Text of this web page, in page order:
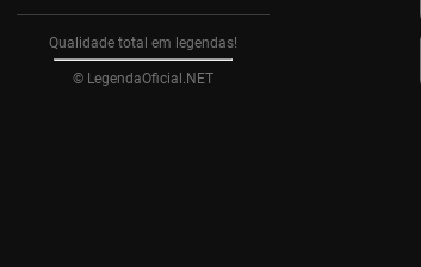
Qualidade total em legendas!
© LegendaOficial.NET